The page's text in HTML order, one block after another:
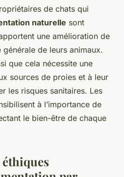
de chats qui
naturelle sont
une amélioration de
de leurs animaux.
que cela nécessite une
sources de proies et à leur
les risques sanitaires. Les
à l’importance de
le bien-être de chaque